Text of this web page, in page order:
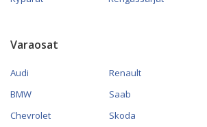
Varaosat
Audi
BMW
Chevrolet
Renault
Saab
Skoda